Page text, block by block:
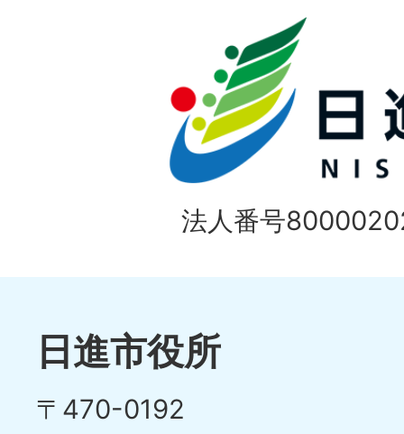
法人番号
日進市役所
〒470-0192